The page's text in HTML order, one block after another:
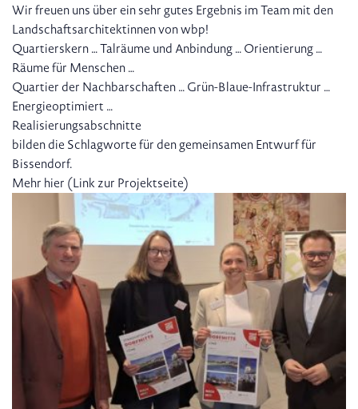
Wir freuen uns über ein sehr gutes Ergebnis im Team mit den
Landschaftsarchitektinnen von wbp!
Quartierskern … Talräume und Anbindung … Orientierung …
Räume für Menschen …
Quartier der Nachbarschaften … Grün-Blaue-Infrastruktur …
Energieoptimiert …
Realisierungsabschnitte
bilden die Schlagworte für den gemeinsamen Entwurf für
Bissendorf.
Mehr hier (Link zur Projektseite)